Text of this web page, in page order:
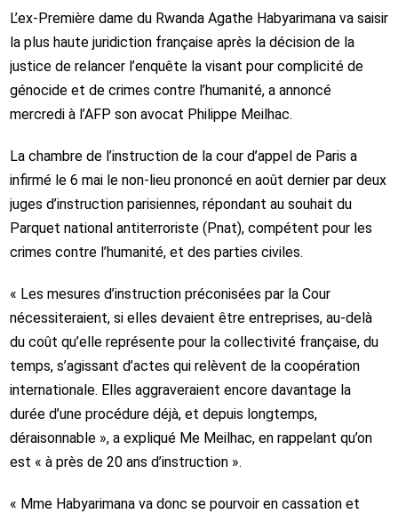
L’ex-Première dame du Rwanda Agathe Habyarimana va saisir
la plus haute juridiction française après la décision de la
justice de relancer l’enquête la visant pour complicité de
génocide et de crimes contre l’humanité, a annoncé
mercredi à l’AFP son avocat Philippe Meilhac.
La chambre de l’instruction de la cour d’appel de Paris a
infirmé le 6 mai le non-lieu prononcé en août dernier par deux
juges d’instruction parisiennes, répondant au souhait du
Parquet national antiterroriste (Pnat), compétent pour les
crimes contre l’humanité, et des parties civiles.
« Les mesures d’instruction préconisées par la Cour
nécessiteraient, si elles devaient être entreprises, au-delà
du coût qu’elle représente pour la collectivité française, du
temps, s’agissant d’actes qui relèvent de la coopération
internationale. Elles aggraveraient encore davantage la
durée d’une procédure déjà, et depuis longtemps,
déraisonnable », a expliqué Me Meilhac, en rappelant qu’on
est « à près de 20 ans d’instruction ».
« Mme Habyarimana va donc se pourvoir en cassation et